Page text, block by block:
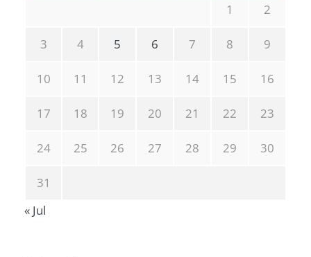
1 2
3 4 5 6 7 8 9
10 11 12 13 14 15 16
17 18 19 20 21 22 23
24 25 26 27 28 29 30
31
« Jul